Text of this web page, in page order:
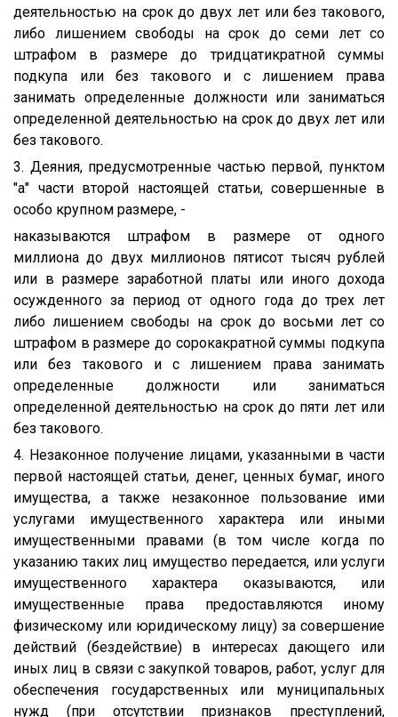
деятельностью на срок до двух лет или без такового,
либо лишением свободы на срок до семи лет со
штрафом в размере до тридцатикратной суммы
подкупа или без такового и с лишением права
занимать определенные должности или заниматься
определенной деятельностью на срок до двух лет или
без такового.
3. Деяния, предусмотренные частью первой, пунктом
"а" части второй настоящей статьи, совершенные в
особо крупном размере, -
наказываются штрафом в размере от одного
миллиона до двух миллионов пятисот тысяч рублей
или в размере заработной платы или иного дохода
осужденного за период от одного года до трех лет
либо лишением свободы на срок до восьми лет со
штрафом в размере до сорокакратной суммы подкупа
или без такового и с лишением права занимать
определенные должности или заниматься
определенной деятельностью на срок до пяти лет или
без такового.
4. Незаконное получение лицами, указанными в части
первой настоящей статьи, денег, ценных бумаг, иного
имущества, а также незаконное пользование ими
услугами имущественного характера или иными
имущественными правами (в том числе когда по
указанию таких лиц имущество передается, или услуги
имущественного характера оказываются, или
имущественные права предоставляются иному
физическому или юридическому лицу) за совершение
действий (бездействие) в интересах дающего или
иных лиц в связи с закупкой товаров, работ, услуг для
обеспечения государственных или муниципальных
нужд (при отсутствии признаков преступлений,